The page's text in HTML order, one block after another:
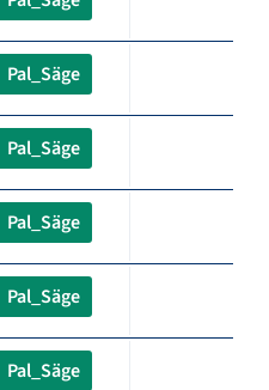
Pal_Säge
Pal_Säge
Pal_Säge
Pal_Säge
Pal_Säge